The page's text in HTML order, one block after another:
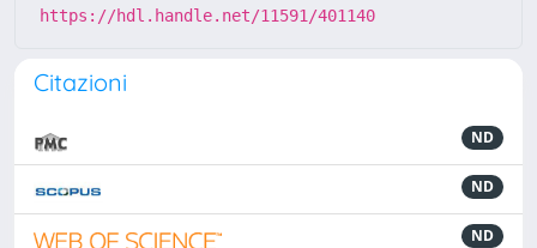
https://hdl.handle.net/11591/401140
Citazioni
ND
ND
ND